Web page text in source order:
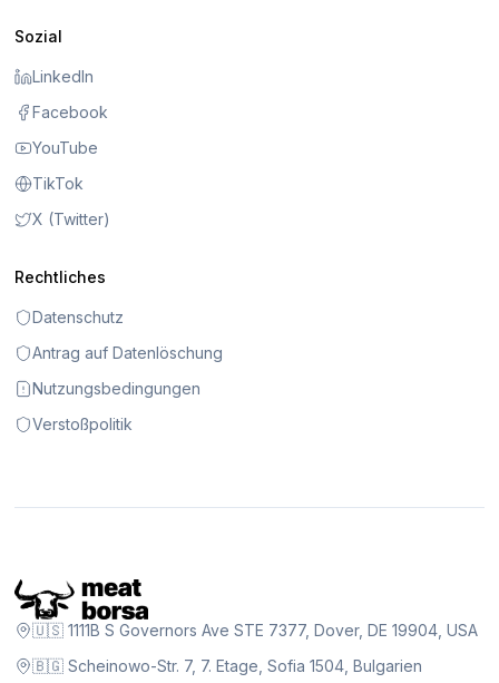
Sozial
LinkedIn
Facebook
YouTube
TikTok
X (Twitter)
Rechtliches
Datenschutz
Antrag auf Datenlöschung
Nutzungsbedingungen
Verstoßpolitik
🇺🇸 1111B S Governors Ave STE 7377, Dover, DE 19904, USA
🇧🇬 Scheinowo-Str. 7, 7. Etage, Sofia 1504, Bulgarien